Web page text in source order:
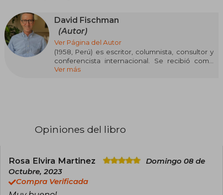
David Fischman
(Autor)
Ver Página del Autor
(1958, Perú) es escritor, columnista, consultor y
conferencista internacional. Se recibió como
Ingeniero Civil en el Georgia Institute of
años a la investigación y enseñanza de temas
en los diarios El Comercio (Perú), El Mercurio
(Chile), La Prensa (Panamá) y La Nación (Costa
Rica).
Ver más
Opiniones del libro
Rosa Elvira Martinez
Domingo 08 de
Octubre, 2023
Compra Verificada